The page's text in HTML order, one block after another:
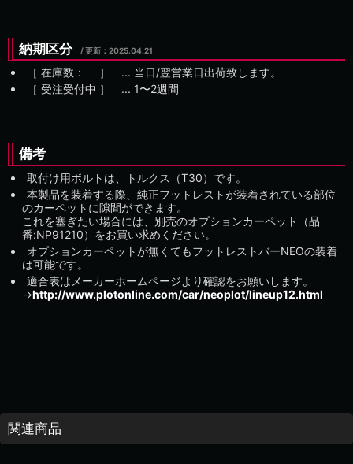
納期区分 / 更新：
［ 在庫数： ］ ... 当日/翌営業日出荷致します。
［ 受注受付中 ］ ...
備考
取付け用ボルトは、トルクス（T30）です。
本製品を装着する際、純正フットレストが装着されている部位
のカーペットに隙間ができます。
これを塞ぎたい場合には、別売のオプションカーペット（品
番:NP91210）をお買い求めください。
オプションカーペットが無くてもフットレストバーNEOの装着
は可能です。
適合表はメーカーホームページより確認をお願いします。
→http://www.plotonline.com/car/neoplot/lineup12.html
関連商品